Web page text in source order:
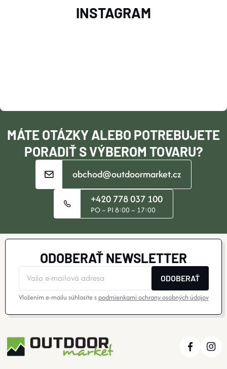
T
MÁTE OTÁZKY ALEBO POTREBUJETE
PORADIŤ S VÝBEROM TOVARU?
obchod@outdoormarket.cz
+420 778 037 100
PO – PI 8:00 – 17:00
INSTAGRAM
ODOBERAŤ NEWSLETTER
ODOBERAŤ
Vložením e-mailu súhlasíte s podmienkami ochrany osobných údajov